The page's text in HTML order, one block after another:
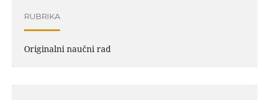
RUBRIKA
Originalni naučni rad